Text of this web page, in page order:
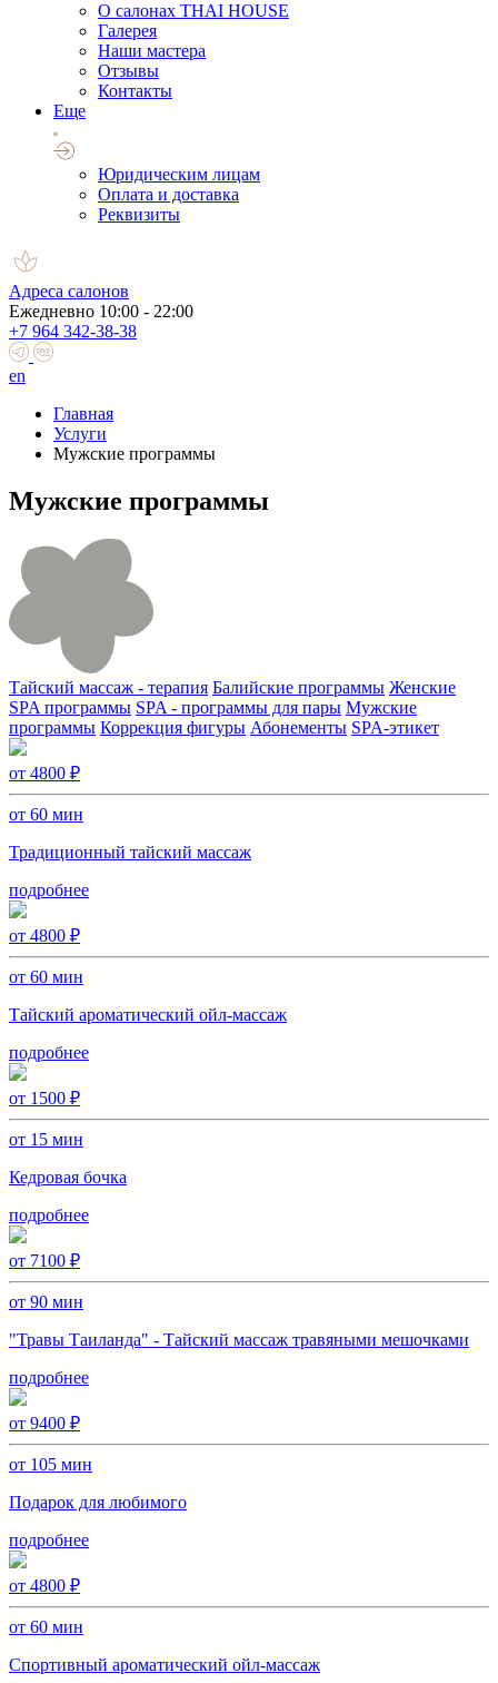
О салонах THAI HOUSE
Галерея
Наши мастера
Отзывы
Контакты
Еще
Юридическим лицам
Оплата и доставка
Реквизиты
Адреса салонов
Ежедневно 10:00 - 22:00
+7 964 342-38-38
en
Главная
Услуги
Мужские программы
Мужские программы
Тайский массаж - терапия Балийские программы Женские
SPA программы SPA - программы для пары Мужские
программы Коррекция фигуры Абонементы SPA-этикет
от 4800 ₽
от 60 мин
Традиционный тайский массаж
подробнее
от 4800 ₽
от 60 мин
Тайский ароматический ойл-массаж
подробнее
от 1500 ₽
от 15 мин
Кедровая бочка
подробнее
от 7100 ₽
от 90 мин
"Травы Таиланда" - Тайский массаж травяными мешочками
подробнее
от 9400 ₽
от 105 мин
Подарок для любимого
подробнее
от 4800 ₽
от 60 мин
Спортивный ароматический ойл-массаж